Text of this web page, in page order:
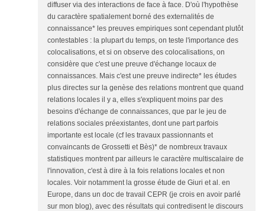
diffuser via des interactions de face à face. D'où l'hypothèse
du caractère spatialement borné des externalités de
connaissance* les preuves empiriques sont cependant plutôt
contestables : la plupart du temps, on teste l'importance des
colocalisations, et si on observe des colocalisations, on
considère que c'est une preuve d'échange locaux de
connaissances. Mais c'est une preuve indirecte* les études
plus directes sur la genèse des relations montrent que quand
relations locales il y a, elles s'expliquent moins par des
besoins d'échange de connaissances, que par le jeu de
relations sociales préexistantes, dont une part parfois
importante est locale (cf les travaux passionnants et
convaincants de Grossetti et Bès)* de nombreux travaux
statistiques montrent par ailleurs le caractère multiscalaire de
l'innovation, c'est à dire à la fois relations locales et non
locales. Voir notamment la grosse étude de Giuri et al. en
Europe, dans un doc de travail CEPR (je crois en avoir parlé
sur mon blog), avec des résultats qui contredisent le discours